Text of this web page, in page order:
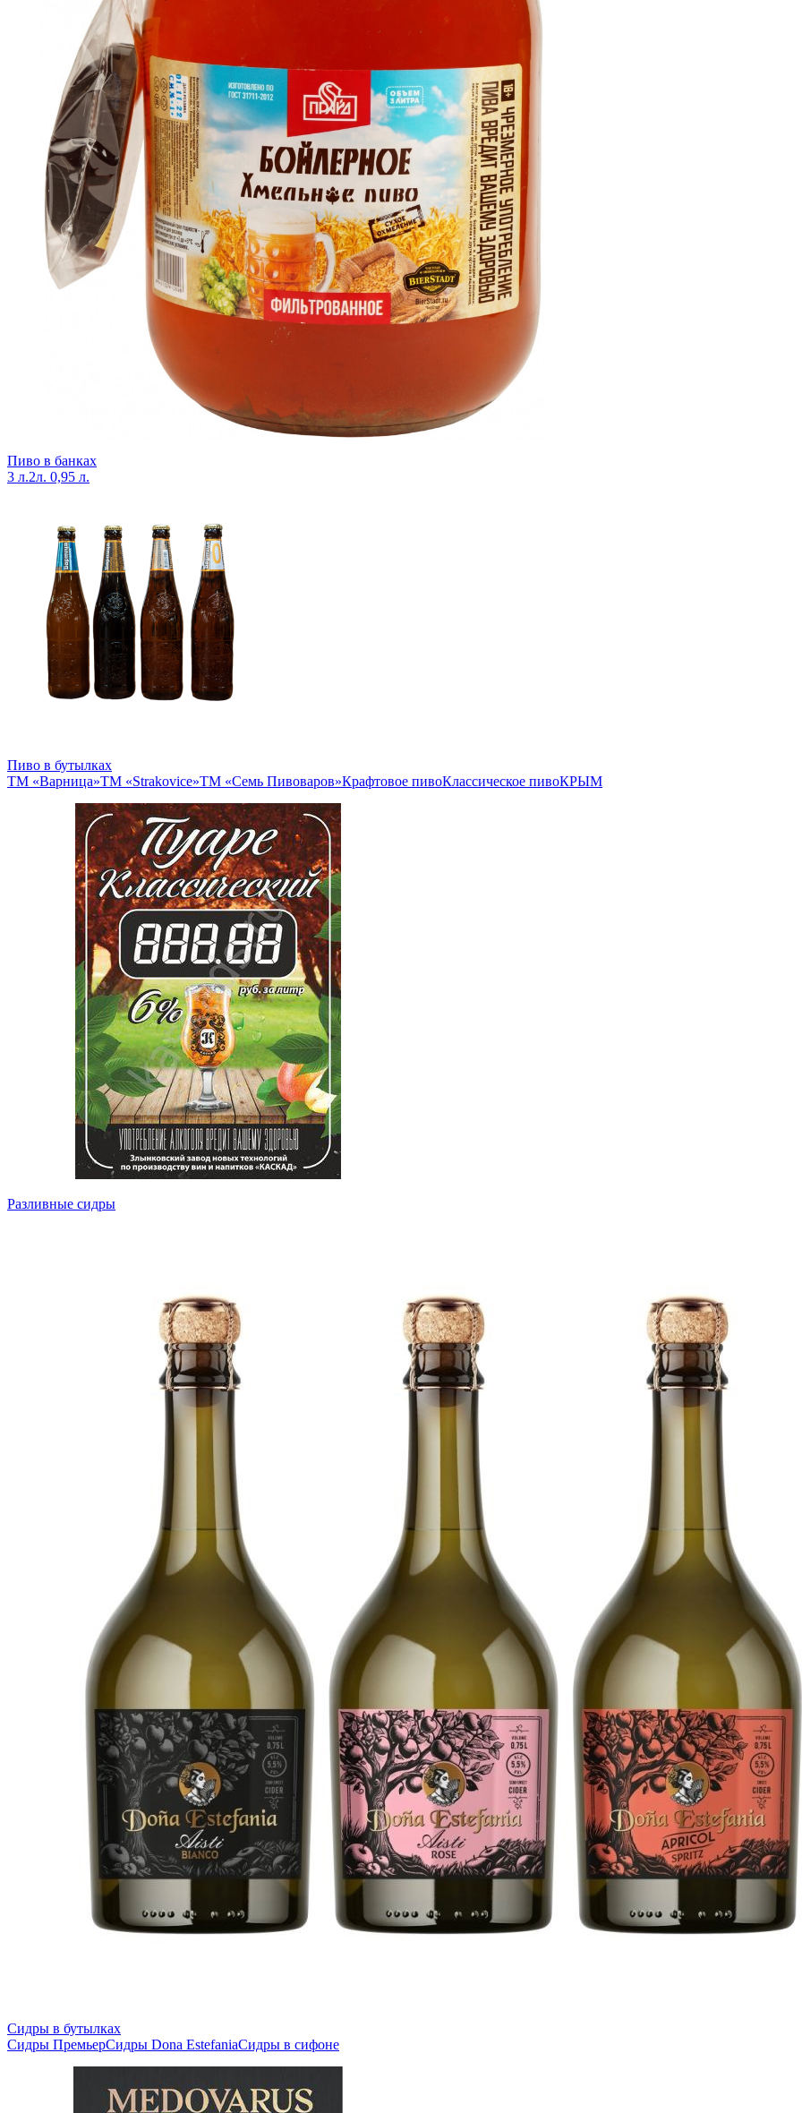
Пиво в банках
3 л.2л. 0,95 л.
Пиво в бутылках
ТМ «Варница»ТМ «Strakovice»ТМ «Семь Пивоваров»Крафтовое пивоКлассическое пивоКРЫМ
Разливные сидры
Сидры в бутылках
Сидры ПремьерСидры Dona EstefaniaСидры в сифоне